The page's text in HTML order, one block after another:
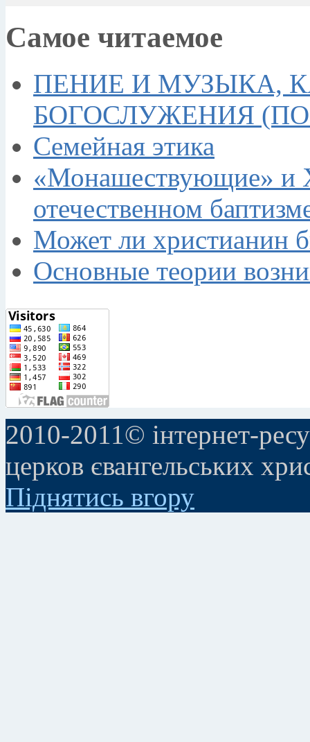
Самое читаемое
ПЕНИЕ И МУЗЫКА,
БОГОСЛУЖЕНИЯ
Семейная этика
«Монашествующие» и
отечественном
Может ли христианин
Основные теории
2010-2011© інтернет-
церков євангельських
Піднятись вгору